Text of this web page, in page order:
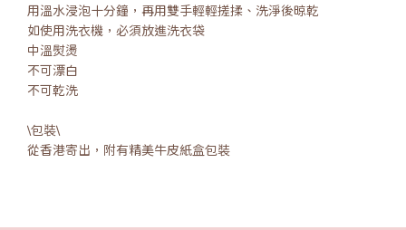
用溫水浸泡十分鐘，再用雙手輕輕搓揉、洗淨後晾乾
如使用洗衣機，必須放進洗衣袋
中溫熨燙
不可漂白
不可乾洗
\包裝\
從香港寄出，附有精美牛皮紙盒包裝